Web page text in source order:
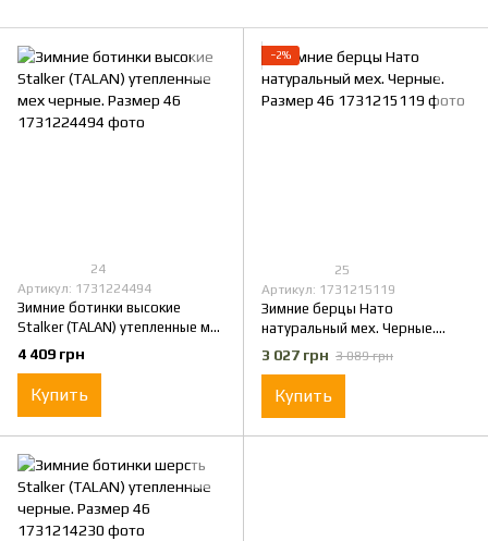
24
Артикул: 1731224494
Зимние ботинки высокие
Stalker (TALAN) утепленные мех
черные. Размер 46
4 409 грн
Купить
−2%
25
Артикул: 1731215119
Зимние берцы Нато
натуральный мех. Черные.
Размер 46
3 027 грн 3 089 грн
Купить